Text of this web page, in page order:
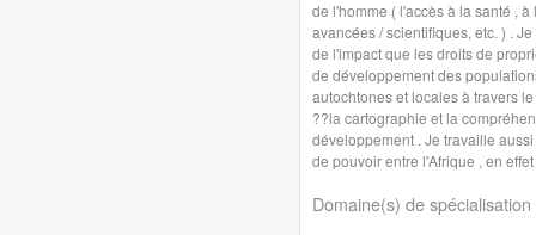
de l'homme ( l'accès à la santé ,
avancées / scientifiques, etc. ) .
de l'impact que les droits de
de développement des
autochtones et locales à travers
??la cartographie et la
développement . Je travaille
de pouvoir entre l'Afrique , en
Domaine(s) de spécialisation